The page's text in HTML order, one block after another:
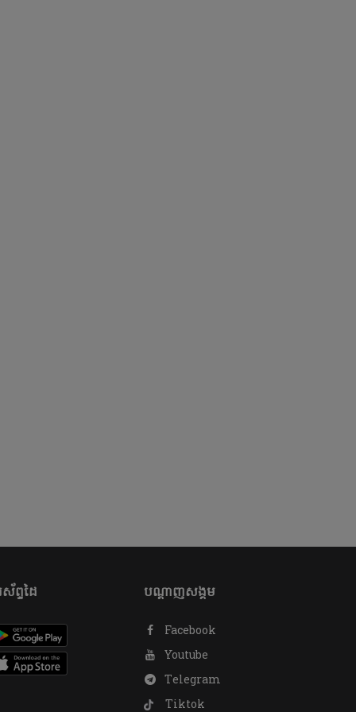
ព្ទដៃ បណ្តាញសង្គម
Facebook
Youtube
Telegram
Tiktok